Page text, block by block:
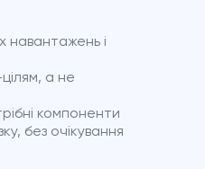
навантажень і
а не
компоненти
без очікування